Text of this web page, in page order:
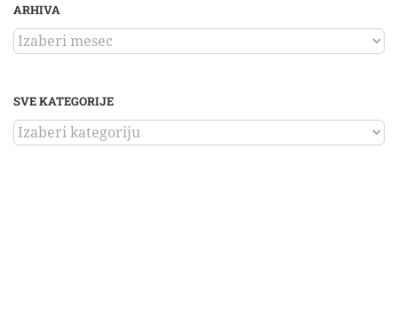
ARHIVA
ARHIVA
SVE KATEGORIJE
SVE
KATEGORIJE